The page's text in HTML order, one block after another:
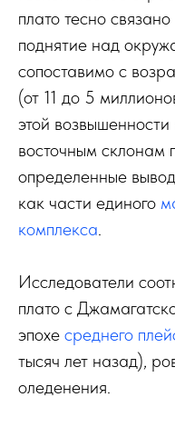
плато тесно
поднятие над
сопоставимо с
(от 11 до 5
этой
восточным склонам
определенные
как части единого
комплекса.
Исследователи
плато с
эпохе среднего
тысяч лет назад),
оледенения.